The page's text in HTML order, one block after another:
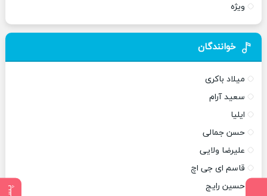
ویژه
خوانندگان
میلاد باکری
سعید آرام
ایلیا
حسن جمالی
علیرضا ولایی
قاسم ای جی اچ
حسین رایج